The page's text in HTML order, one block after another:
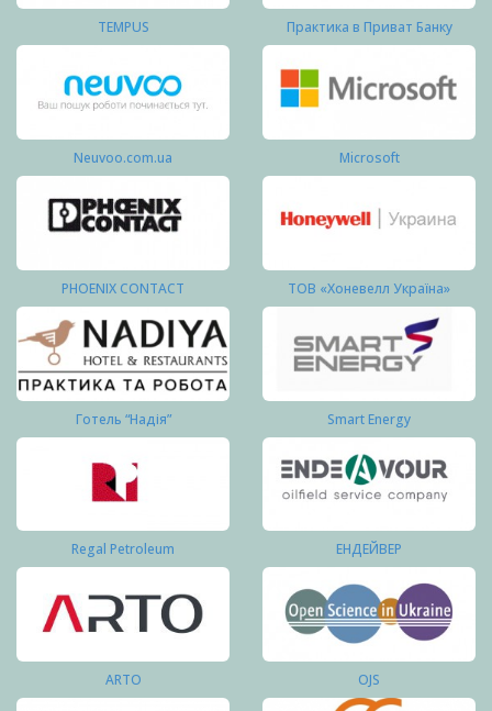
TEMPUS Практика в Приват Банку
Neuvoo.com.ua Microsoft
PHOENIX CONTACT ТОВ «Хоневелл Україна»
Готель “Надія” Smart Energy
Regal Petroleum ЕНДЕЙВЕР
ARTO OJS